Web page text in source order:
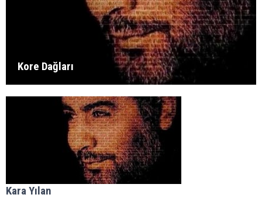
Kore Dağları
Kara Yılan